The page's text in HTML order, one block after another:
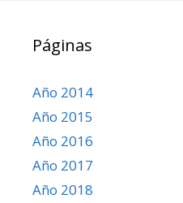
Páginas
Año 2014
Año 2015
Año 2016
Año 2017
Año 2018